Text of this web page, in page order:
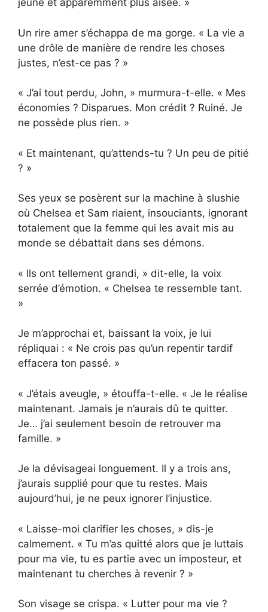
jeune et apparemment plus aisée. »
Un rire amer s’échappa de ma gorge. « La vie a
une drôle de manière de rendre les choses
justes, n’est-ce pas ? »
« J’ai tout perdu, John, » murmura-t-elle. « Mes
économies ? Disparues. Mon crédit ? Ruiné. Je
ne possède plus rien. »
« Et maintenant, qu’attends-tu ? Un peu de pitié
? »
Ses yeux se posèrent sur la machine à slushie
où Chelsea et Sam riaient, insouciants, ignorant
totalement que la femme qui les avait mis au
monde se débattait dans ses démons.
« Ils ont tellement grandi, » dit-elle, la voix
serrée d’émotion. « Chelsea te ressemble tant.
»
Je m’approchai et, baissant la voix, je lui
répliquai : « Ne crois pas qu’un repentir tardif
effacera ton passé. »
« J’étais aveugle, » étouffa-t-elle. « Je le réalise
maintenant. Jamais je n’aurais dû te quitter.
Je… j’ai seulement besoin de retrouver ma
famille. »
Je la dévisageai longuement. Il y a trois ans,
j’aurais supplié pour que tu restes. Mais
aujourd’hui, je ne peux ignorer l’injustice.
« Laisse-moi clarifier les choses, » dis-je
calmement. « Tu m’as quitté alors que je luttais
pour ma vie, tu es partie avec un imposteur, et
maintenant tu cherches à revenir ? »
Son visage se crispa. « Lutter pour ma vie ?